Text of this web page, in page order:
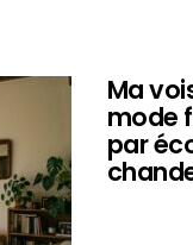
Ma
mode
par